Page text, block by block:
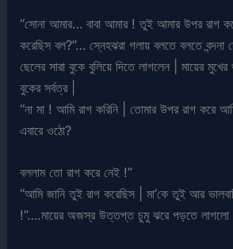
“সোনা আমার… বাবা আমার ! তুই আমার উপর রাগ
করেছিস বল?”… স্নেহঝরা গলায় বলতে বলতে বন্দনা
ছেলের সারা বুকে বুলিয়ে দিতে লাগলেন | মায়ের
বুকের সর্বত্র |
“না মা ! আমি রাগ করিনি | তোমার উপর রাগ করে
এবারে ওঠো?
বললাম তো রাগ করে নেই !”
“আমি জানি তুই রাগ করেছিস | মা’কে তুই আর
!”….মায়ের অজস্র উত্তপ্ত চুমু ঝরে পড়তে লাগলো